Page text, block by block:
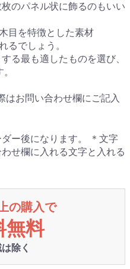
のパネル状に飾るのもいい
目を特徴とした素材
るでしょう。
る最も適したものを選び、
お問い合わせ欄にご記入
ー後になります。 ＊文字
せ欄に入れる文字と入れる
の購入で
無料
除く